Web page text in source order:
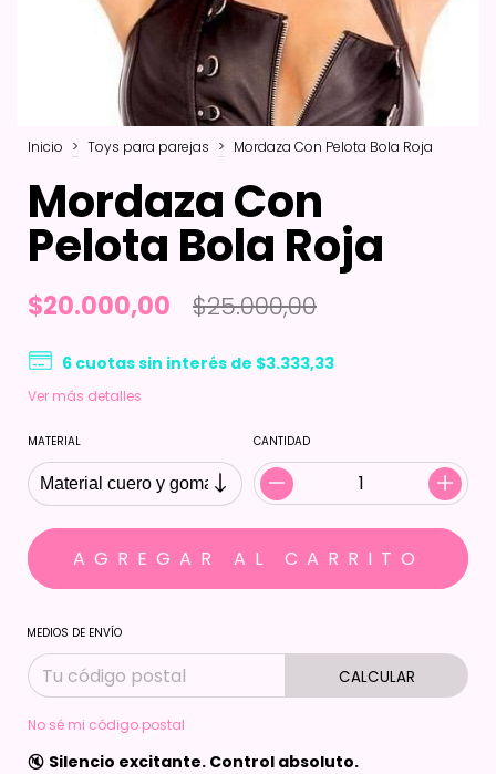
Inicio > Toys para parejas > Mordaza Con Pelota Bola Roja
Mordaza Con
Pelota Bola Roja
$20.000,00 $25.000,00
6 cuotas sin interés de $3.333,33
Ver más detalles
MATERIAL CANTIDAD
MEDIOS DE ENVÍO
CALCULAR
No sé mi código postal
🔇 Silencio excitante. Control absoluto.